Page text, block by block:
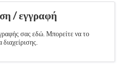
/ εγγραφή
σας εδώ. Μπορείτε να το